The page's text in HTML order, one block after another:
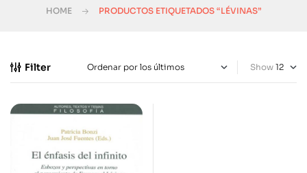
HOME PRODUCTOS ETIQUETADOS “LÉVINAS”
Filter Show